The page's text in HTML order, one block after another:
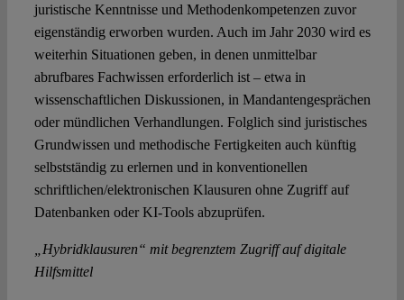
juristische Kenntnisse und Methodenkompetenzen zuvor
eigenständig erworben wurden. Auch im Jahr 2030 wird es
weiterhin Situationen geben, in denen unmittelbar
abrufbares Fachwissen erforderlich ist – etwa in
wissenschaftlichen Diskussionen, in Mandantengesprächen
oder mündlichen Verhandlungen. Folglich sind juristisches
Grundwissen und methodische Fertigkeiten auch künftig
selbstständig zu erlernen und in konventionellen
schriftlichen/elektronischen Klausuren ohne Zugriff auf
Datenbanken oder KI-Tools abzuprüfen.
„Hybridklausuren“ mit begrenztem Zugriff auf digitale
Hilfsmittel